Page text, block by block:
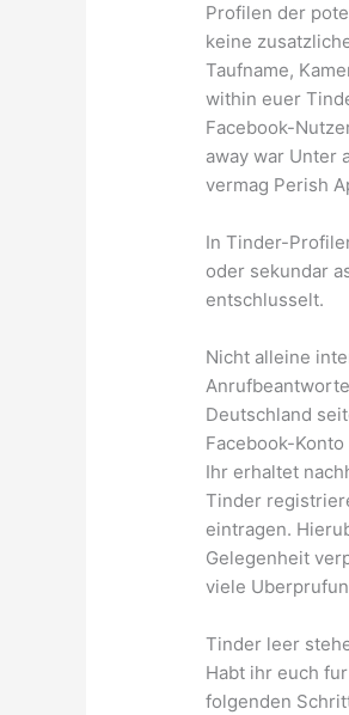
Profilen der
keine
Taufname,
within euer
Facebook-
away war Unter
vermag Perish
In Tinder-
oder sekundar
entschlusselt.
Nicht alleine
Deutschland
Facebook-
Ihr erhaltet
Tinder
eintragen.
Gelegenheit
viele
Tinder leer
Habt ihr euch
folgenden